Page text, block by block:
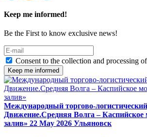
Keep me informed!
Be the First to know exclusive news!
Consent to the collection and processing
Keep me informed
Международный торгово-
Движение.Средняя Волга – Каспийское
залив» 22 May 2026 Ульяновск